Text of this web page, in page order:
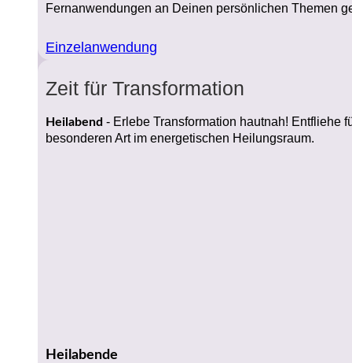
Fernanwendungen an Deinen persönlichen Themen
Einzelanwendung
Zeit für Transformation
Heilabend - Erlebe Transformation hautnah! Entfliehe
besonderen Art im energetischen Heilungsraum.
Heilabende